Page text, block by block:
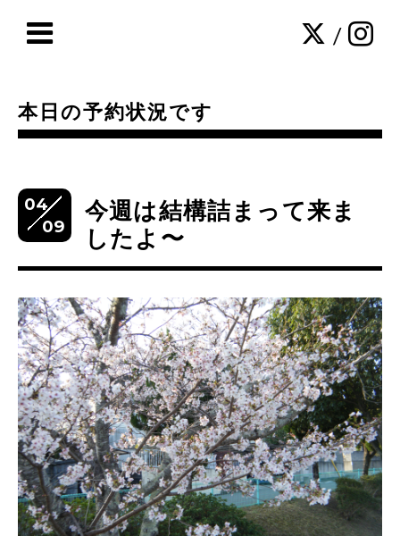
/
本日の予約状況です
04
09
今週は結構詰まって来ま
したよ〜